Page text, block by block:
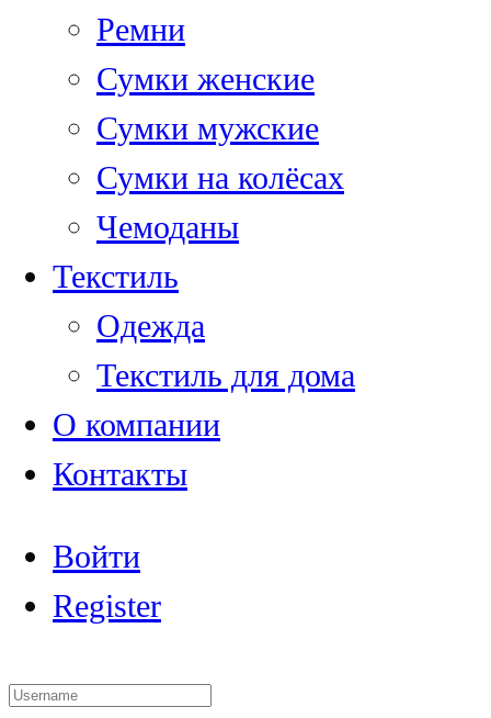
Ремни
Сумки женские
Сумки мужские
Сумки на колёсах
Чемоданы
Текстиль
Одежда
Текстиль для дома
О компании
Контакты
Войти
Register